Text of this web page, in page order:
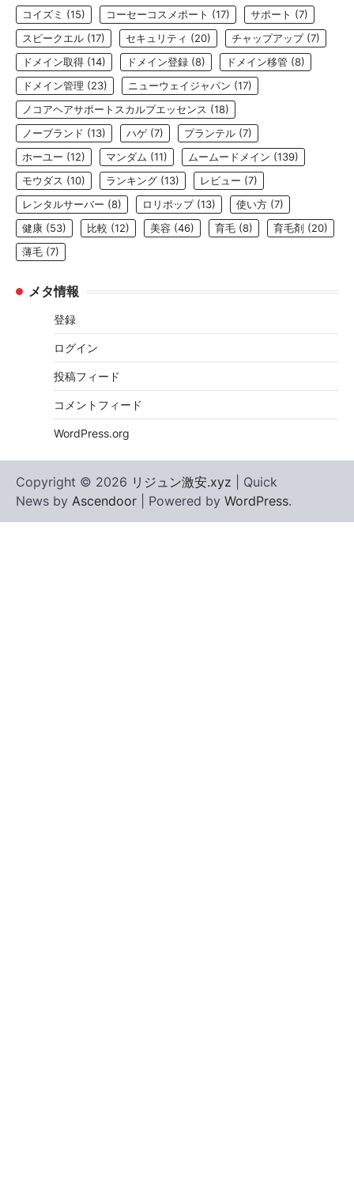
コイズミ (15) コーセーコスメポート (17) サポート (7)
スピークエル (17) セキュリティ (20) チャップアップ(7)
ドメイン取得 (14) ドメイン登録 (8) ドメイン移管 (8)
ドメイン管理 (23) ニューウェイジャパン (17)
ノコアヘアサポートスカルプエッセンス (18)
ノーブランド (13) ハゲ (7) プランテル (7)
ホーユー (12) マンダム (11) ムームードメイン (139)
モウダス (10) ランキング (13) レビュー (7)
レンタルサーバー (8) ロリポップ(13) 使い方 (7)
健康 (53) 比較 (12) 美容 (46) 育毛 (8) 育毛剤 (20)
薄毛 (7)
メタ情報
登録
ログイン
投稿フィード
コメントフィード
WordPress.org
Copyright © 2026 リジュン激安.xyz | Quick
News by Ascendoor | Powered by WordPress.